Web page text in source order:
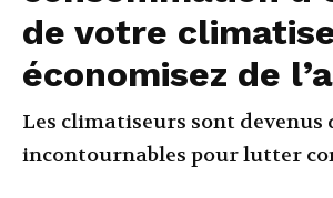
de votre
économisez de
Les climatiseurs sont devenus
incontournables pour lutter